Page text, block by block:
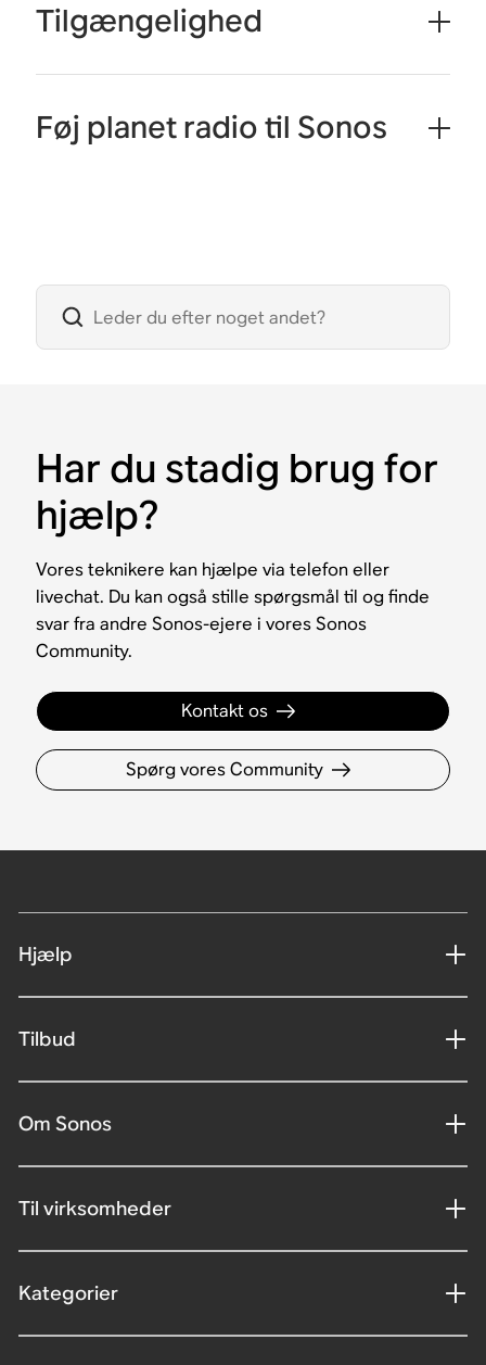
Tilgængelighed
Føj planet radio til Sonos
Har du stadig brug for
hjælp?
Vores teknikere kan hjælpe via telefon eller
livechat. Du kan også stille spørgsmål til og finde
svar fra andre Sonos-ejere i vores Sonos
Community.
Kontakt os
Spørg vores Community
Hjælp
Tilbud
Om Sonos
Til virksomheder
Kategorier